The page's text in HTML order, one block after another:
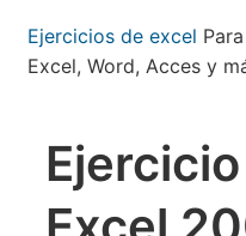
Pasar
contenido
Ejercicios de excel
Excel, Word, Acces y